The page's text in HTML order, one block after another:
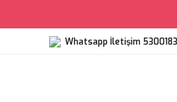
Whatsapp İletişim